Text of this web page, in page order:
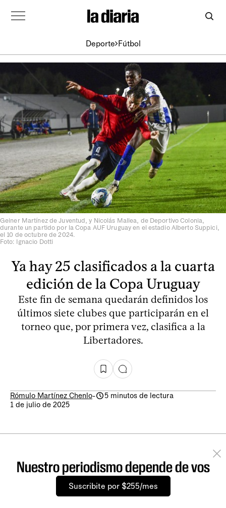
Deporte Fútbol
Geiner Martínez de Juventud, y Nicolás Mallea, de Deportivo Colonia,
durante un partido por la Copa AUF Uruguay en el estadio Alberto Suppici,
el 10 de octubre de 2024.
Foto: Ignacio Dotti
Ya hay 25 clasificados a la cuarta
edición de la Copa Uruguay
Este fin de semana quedarán definidos los
últimos siete clubes que participarán en el
torneo que, por primera vez, clasifica a la
Libertadores.
Rómulo Martínez Chenlo-
5 minutos de lectura
1 de julio de 2025
Nuestro periodismo depende de vos
Suscribite por $255/mes